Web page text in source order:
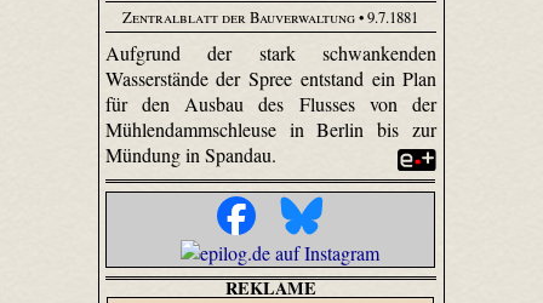
Zentralblatt der Bauverwaltung• 9.7.1881
Aufgrund der stark schwankenden
Wasserstände der Spree entstand ein Plan
für den Ausbau des Flusses von der
Mühlendammschleuse in Berlin bis zur
Mündung in Spandau.
REKLAME